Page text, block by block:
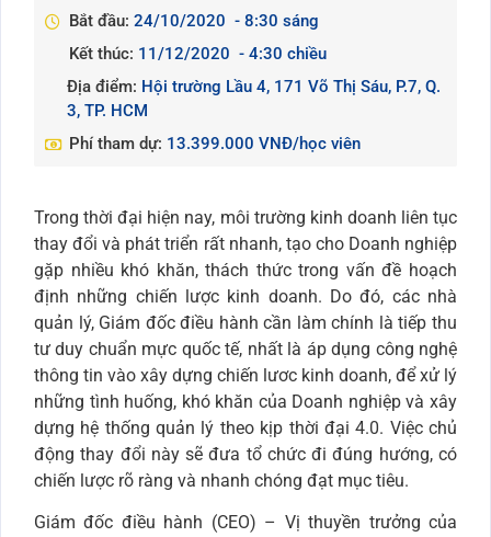
Bắt đầu: 24/10/2020 - 8:30 sáng
Kết thúc: 11/12/2020 - 4:30 chiều
Địa điểm: Hội trường Lầu 4, 171 Võ Thị Sáu, P.7, Q.
3, TP. HCM
Phí tham dự: 13.399.000 VNĐ/học viên
Trong thời đại hiện nay, môi trường kinh doanh liên tục
thay đổi và phát triển rất nhanh, tạo cho Doanh nghiệp
gặp nhiều khó khăn, thách thức trong vấn đề hoạch
định những chiến lược kinh doanh. Do đó, các nhà
quản lý, Giám đốc điều hành cần làm chính là tiếp thu
tư duy chuẩn mực quốc tế, nhất là áp dụng công nghệ
thông tin vào xây dựng chiến lươc kinh doanh, để xử lý
những tình huống, khó khăn của Doanh nghiệp và xây
dựng hệ thống quản lý theo kịp thời đại 4.0. Việc chủ
động thay đổi này sẽ đưa tổ chức đi đúng hướng, có
chiến lược rõ ràng và nhanh chóng đạt mục tiêu.
Giám đốc điều hành (CEO) – Vị thuyền trưởng của